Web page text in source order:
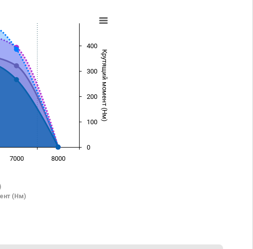
Крутящий момент (Нм)
(Нм)
7000 8000
0
100
200
300
400